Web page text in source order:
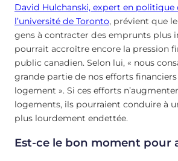
David Hulchanski, expert en politique
l’université de Toronto, prévient que
gens à contracter des emprunts plus
pourrait accroître encore la pression
public canadien. Selon lui, « nous
grande partie de nos efforts
logement ». Si ces efforts
logements, ils pourraient conduire à
plus lourdement endettée.
Est-ce le bon moment pour